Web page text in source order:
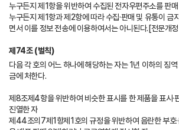
누구든지 제1항을 위반하여 수집된 전자우편주소를 판
누구든지 제1항과 제2항에 따라 수집·판매 및 유통이 금
면서 이를 정보 전송에 이용하여서는 아니된다.[전문개
제74조 (벌칙)
다음 각 호의 어느 하나에 해당하는 자는 1년 이하의 징
금에 처한다.
제8조제4항을 위반하여 비슷한 표시를 한 제품을 표시·
진열한 자
제44조의7제1항제1호의 규정을 위반하여 음란한 부호·